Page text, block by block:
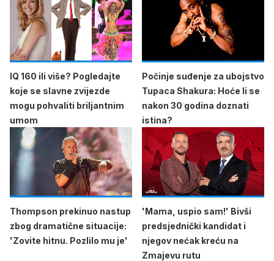
IQ 160 ili više? Pogledajte
koje se slavne zvijezde
mogu pohvaliti briljantnim
umom
Počinje suđenje za ubojstvo
Tupaca Shakura: Hoće li se
nakon 30 godina doznati
istina?
Thompson prekinuo nastup
zbog dramatične situacije:
'Zovite hitnu. Pozlilo mu je'
'Mama, uspio sam!' Bivši
predsjednički kandidat i
njegov nećak kreću na
Zmajevu rutu